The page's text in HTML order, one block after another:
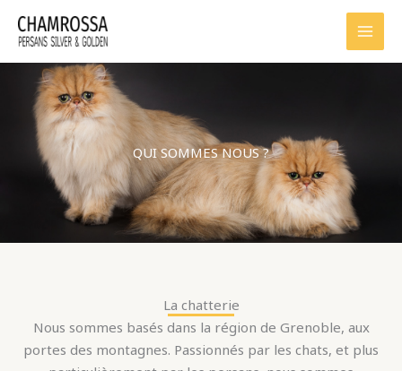
QUI SOMMES NOUS ?
La chatterie
Nous sommes basés dans la région de Grenoble, aux
portes des montagnes. Passionnés par les chats, et plus